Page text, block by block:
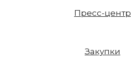
Пресс-центр
Закупки